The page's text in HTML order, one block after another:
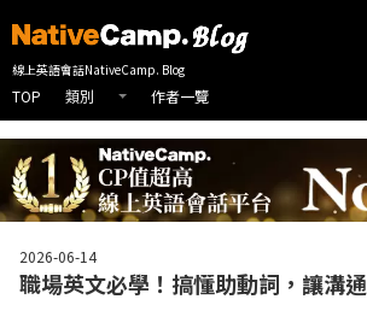
線上英語會話NativeCamp. Blog
TOP 類別 作者一覽
2026-06-14
職場英文必學！搞懂助動詞，讓溝